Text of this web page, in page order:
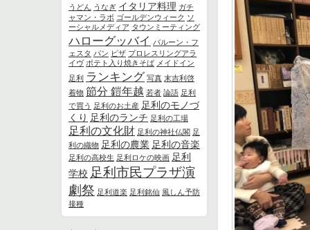
うどん うなぎ イタリア料理 ガチ
ャマン・ラボ ゴールデンウィーク ソ
ーシャルメディア タウンミーティング
ハローグッバイ バルーン・フ
ェスタ パン ピザ プロレスリングアラ
イヴ ポテト入り焼きそば メイドイン
足利 ランキング 写真 末吉利啓
着物 節分 鎧年越 若者 論語 足利
で買う 足利のお土産 足利のモノづ
くり 足利のランチ 足利の工場
足利の文化財 足利の神社仏閣 足
利の織物 足利の農業 足利の音楽
足利の高校生 足利ロケの映画 足利
学校 足利市民プラザ演
劇祭 足利道楽 足利銘仙 風しん予防
接種